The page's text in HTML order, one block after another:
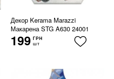
Декор Kerama Marazzi
Макарена STG A630 24001
199 ГРН
шт